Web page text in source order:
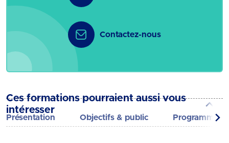
Présentation Objectifs & public Programme
Contactez-nous
Ces formations pourraient aussi vous
intéresser